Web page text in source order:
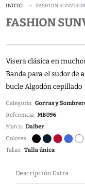
INICIO FASHION SUNVISOR
FASHION
Visera clásica en
Banda para el sudor de
bucle Algodón cepillado
Categoria: Gorras y
Referencia: MB096
Marca: Daiber
Colores:
Tallas: Talla única
Descripción Extra